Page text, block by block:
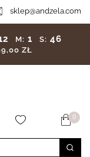
sklep@andzela.com
M: 1 S: 44
ZŁ
0